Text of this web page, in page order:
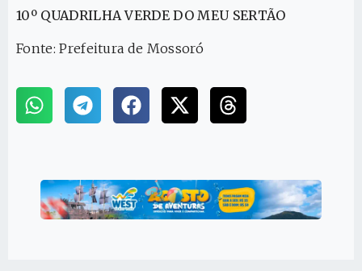
10º QUADRILHA VERDE DO MEU SERTÃO
Fonte: Prefeitura de Mossoró